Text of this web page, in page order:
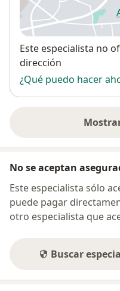
Disponibilidad
Este especialista no
dirección
¿Qué puedo hacer
No se aceptan
Este especialista sólo
puede pagar
otro especialista que
Buscar